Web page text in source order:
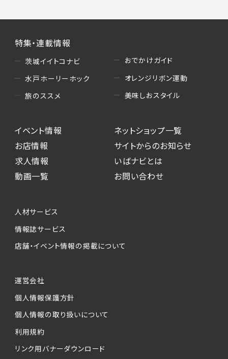
特集・連載情報
茨城イイトコナビ
水戸ホーリーホック
旅のススメ
おでかけガイド
オレンジリボン運動
美味しおスタイル
イベント情報
お店情報
求人情報
動画一覧
ネットショップ一覧
サイトからのお知らせ
いばナビとは
お問い合わせ
人材サービス
情報誌サービス
店舗・イベント情報の掲載について
運営会社
個人情報保護方針
個人情報の取り扱いについて
利用規約
リンク用バナーダウンロード